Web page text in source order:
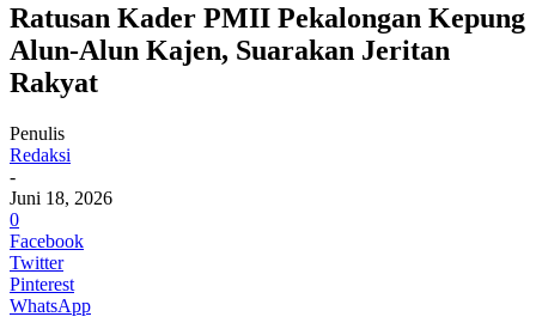
Ratusan Kader PMII Pekalongan Kepung
Alun-Alun Kajen, Suarakan Jeritan
Rakyat
Penulis
Redaksi
-
Juni 18, 2026
0
Facebook
Twitter
Pinterest
WhatsApp